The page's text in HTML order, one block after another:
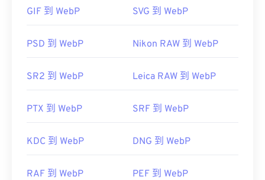
Photopea。此外，还可以尝试 Corel PaintShop Pro
的插件。
开发者： 谷歌
有用的链接：
使用我们的颜色选择器 从 WebP 图像中选择颜色
GIF 到 WebP SVG 到 WebP
PSD 到 WebP Nikon RAW 到 WebP
SR2 到 WebP Leica RAW 到 WebP
PTX 到 WebP SRF 到 WebP
KDC 到 WebP DNG 到 WebP
RAF 到 WebP PEF 到 WebP